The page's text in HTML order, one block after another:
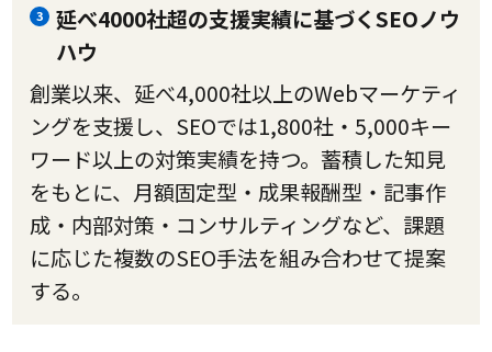
3
延べ4000社超の支援実績に基づくSEOノウ
ハウ
創業以来、延べ4,000社以上のWebマーケティ
ングを支援し、SEOでは1,800社・5,000キー
ワード以上の対策実績を持つ。蓄積した知見
をもとに、月額固定型・成果報酬型・記事作
成・内部対策・コンサルティングなど、課題
に応じた複数のSEO手法を組み合わせて提案
する。